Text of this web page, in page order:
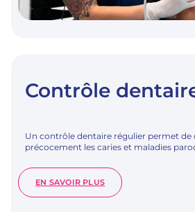
Contrôle
Un contrôle dentaire régulier permet de
précocement les caries et maladies
EN SAVOIR PLUS:
CONTRÔLE